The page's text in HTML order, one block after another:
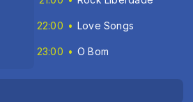
22:00 Love Songs
23:00 O Bom